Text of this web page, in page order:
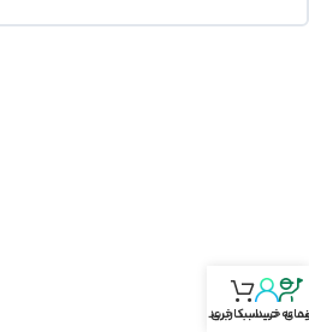
خرید
به حساب‌کاربری
سبد خرید